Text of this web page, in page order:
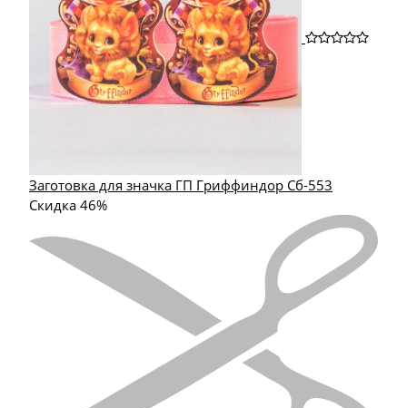
Заготовка для значка ГП Гриффиндор Сб-553
Скидка 46%